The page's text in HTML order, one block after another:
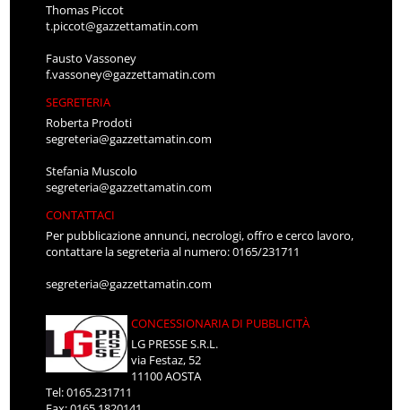
Thomas Piccot
t.piccot@gazzettamatin.com
Fausto Vassoney
f.vassoney@gazzettamatin.com
SEGRETERIA
Roberta Prodoti
segreteria@gazzettamatin.com
Stefania Muscolo
segreteria@gazzettamatin.com
CONTATTACI
Per pubblicazione annunci, necrologi, offro e cerco lavoro,
contattare la segreteria al numero: 0165/231711
segreteria@gazzettamatin.com
CONCESSIONARIA DI PUBBLICITÀ
LG PRESSE S.R.L.
via Festaz, 52
11100 AOSTA
Tel: 0165.231711